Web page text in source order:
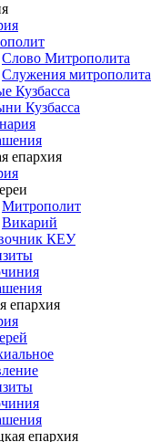
Слово Митрополита
Служения митрополита
Кузбасса
Кузбасса
епархия
Митрополит
Викарий
КЕУ
епархия
епархия